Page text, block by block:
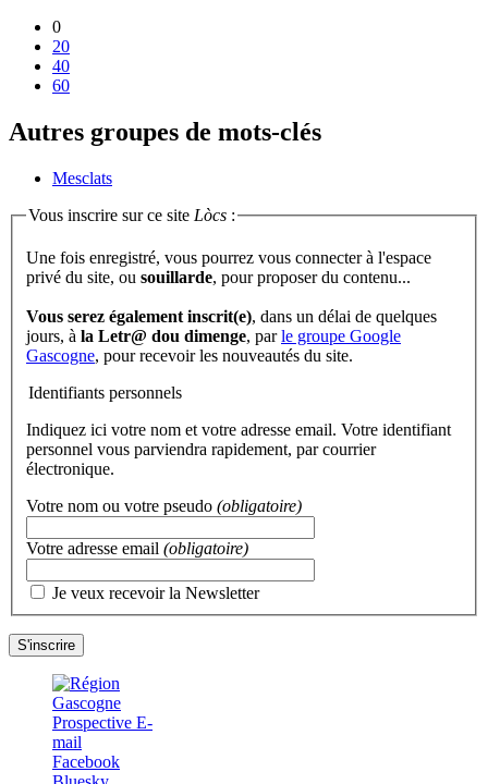
0
20
40
60
Autres groupes de mots-clés
Mesclats
Vous inscrire sur ce site Lòcs :
Une fois enregistré, vous pourrez vous connecter à l'espace
privé du site, ou souillarde , pour proposer du contenu...
Vous serez également inscrit(e), dans un délai de quelques
jours, à la Letr@ dou dimenge, parle groupe Google
Gascogne, pour recevoir les nouveautés du site.
Identifiants personnels
Indiquez ici votre nom et votre adresse email. Votre identifiant
personnel vous parviendra rapidement, par courrier
électronique.
Votre nom ou votre pseudo (obligatoire)
Votre adresse email (obligatoire)
Je veux recevoir la Newsletter